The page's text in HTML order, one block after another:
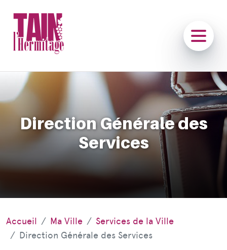
Direction Générale des
Services
Accueil Ma Ville
Services de la Ville
Direction Générale des Services